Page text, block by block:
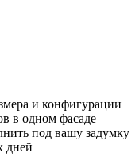
и конфигурации
в одном фасаде
под вашу задумку
дней